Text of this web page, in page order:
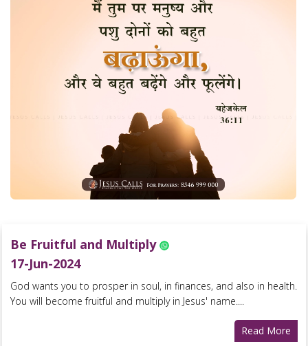
Be Fruitful and Multiply
17-Jun-2024
God wants you to prosper in soul, in finances, and also in health.
You will become fruitful and multiply in Jesus' name....
Read More